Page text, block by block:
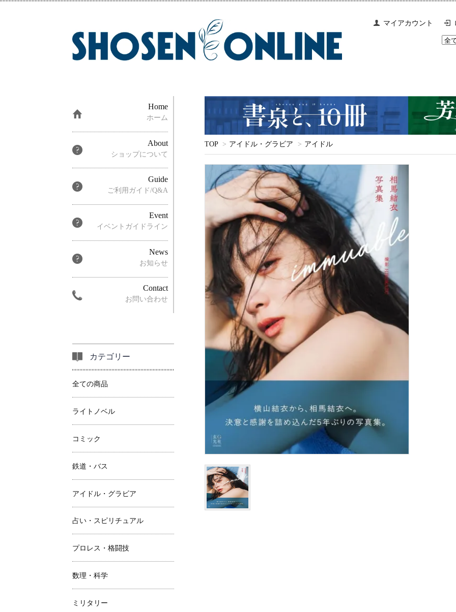
マイアカウント
TOP > アイドル・グラビア > アイドル
Home
ホーム
About
ショップについて
Guide
ご利用ガイド/Q&A
Event
イベントガイドライン
News
お知らせ
Contact
お問い合わせ
カテゴリー
全ての商品
ライトノベル
コミック
鉄道・バス
アイドル・グラビア
占い・スピリチュアル
プロレス・格闘技
数理・科学
ミリタリー